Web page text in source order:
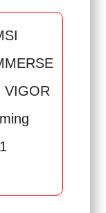
VIGOR